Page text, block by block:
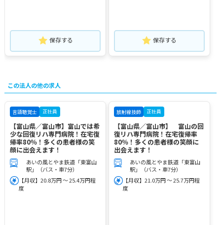
保存する 保存する
この法人の他の求人
言語聴覚士 正社員
【富山県／富山市】富山では希
少な回復リハ専門病院！在宅復
帰率80％！多くの患者様の笑
顔に出会えます！
あいの風とやま鉄道「東富山
駅」（バス・車7分）
【月収】20.8万円 ～ 25.4万円程
度
放射線技師 正社員
【富山県／富山市】 富山の回
復リハ専門病院！在宅復帰率
80％！多くの患者様の笑顔に
出会えます！
あいの風とやま鉄道「東富山
駅」（バス・車7分）
【月収】21.0万円 ～ 25.7万円程
度